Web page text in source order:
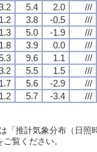
5.4 2.0
///
1.2 3.8 -0.5
///
1.3 5.0 -1.9
///
1.8 3.9 0.0
///
9.6 1.1
///
5.5 1.5
///
1.7 5.6 -2.9
///
1.2 5.7 -3.4 ///
「推計気象分布（日
ご覧ください。